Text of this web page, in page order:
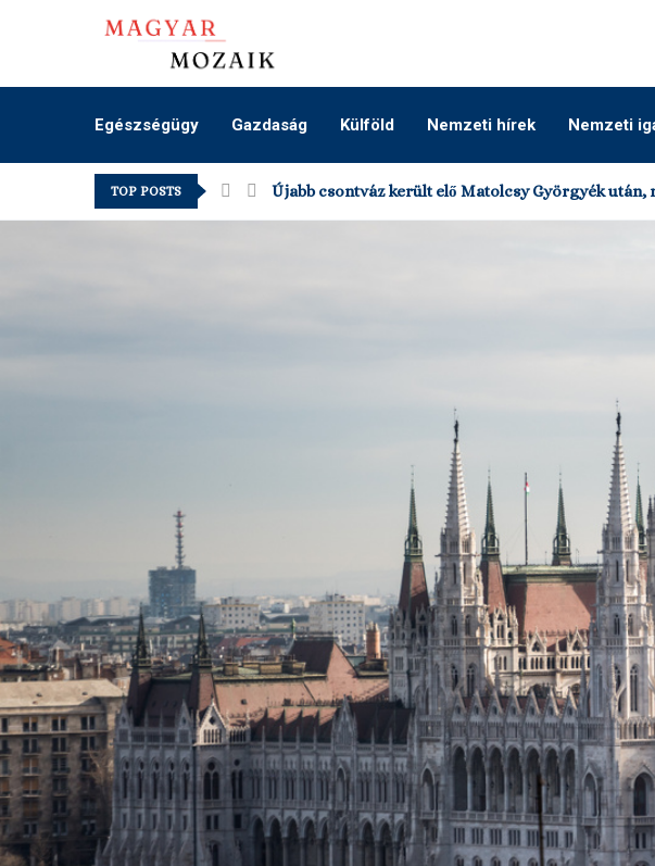
Egészségügy Gazdaság Külföld Nemzeti hírek Nemzeti
TOP POSTS Újabb csontváz került elő Matolcsy Györgyék után,